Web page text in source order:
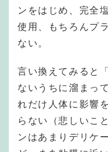
ンをはじめ、完全
使用、もちろんプ
ない。
言い換えてみると
ないうちに溜まっ
れだけ人体に影響
らない（悲しいこ
ンはあまりデリケ